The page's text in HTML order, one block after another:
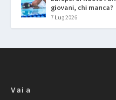
giovani, chi manca?
7 Lug 2026
Vai a